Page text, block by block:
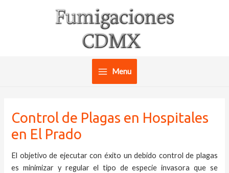
Main
Menu
Control de Plagas en Hospitales
en El Prado
El objetivo de ejecutar con éxito un debido control de plagas
es minimizar y regular el tipo de especie invasora que se